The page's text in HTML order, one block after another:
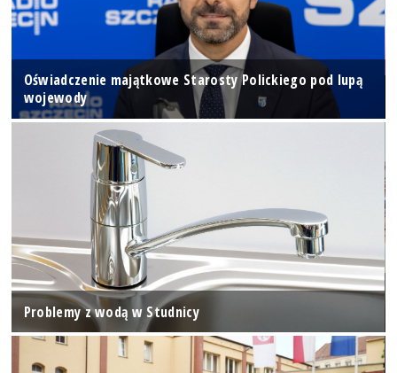
Oświadczenie majątkowe Starosty Polickiego pod lupą
wojewody
Problemy z wodą w Studnicy